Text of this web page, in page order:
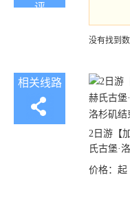
没有找到
相关线路
2日游【
氏古堡·
洛杉矶结
价格： 起